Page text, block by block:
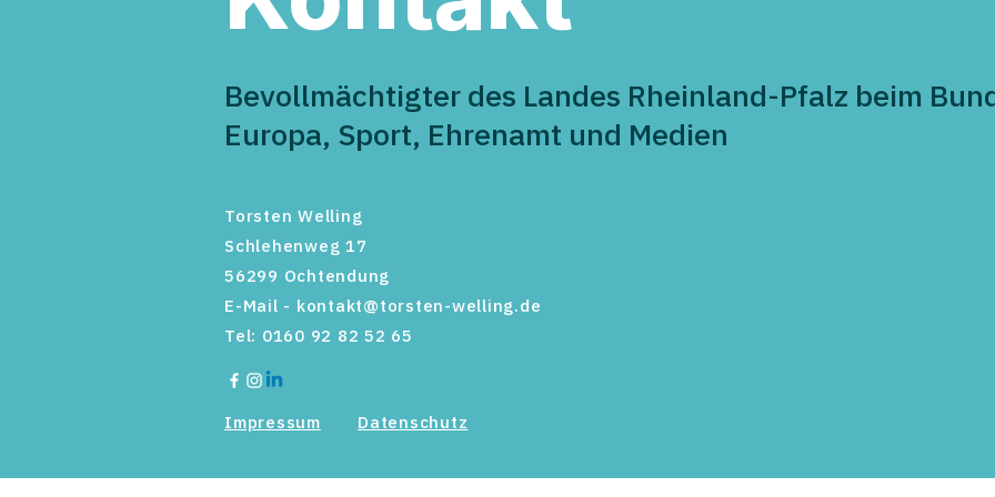
Bevollmächtigter des Landes Rheinland-Pfalz beim
Europa, Sport, Ehrenamt und Medien
Torsten Welling
Schlehenweg 17
56299 Ochtendung
E-Mail - kontakt@torsten-welling.de
Tel: 0160 92 82 52 65
Impressum Datenschutz